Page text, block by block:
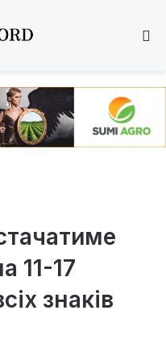
11-17
знаків